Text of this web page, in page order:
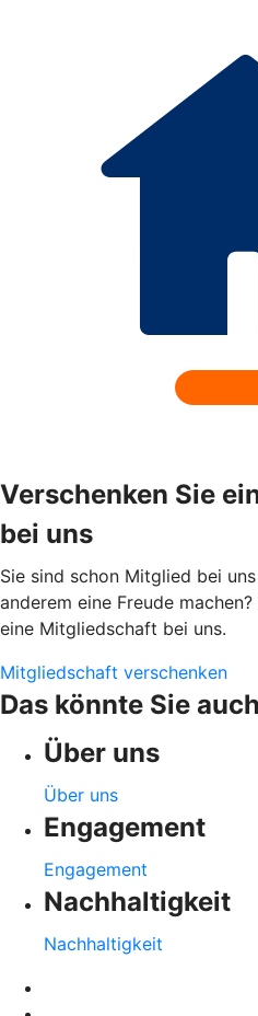
Verschenken Sie
bei uns
Sie sind schon Mitglied bei
anderem eine Freude
eine Mitgliedschaft bei uns.
Mitgliedschaft verschenken
Das könnte Sie
Über uns
Über uns
Engagement
Engagement
Nachhaltigkeit
Nachhaltigkeit